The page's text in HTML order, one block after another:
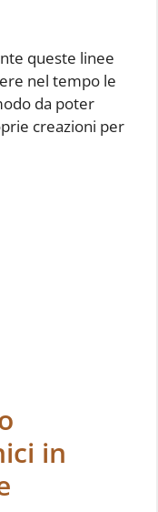
queste linee
nel tempo le
da poter
creazioni per
in